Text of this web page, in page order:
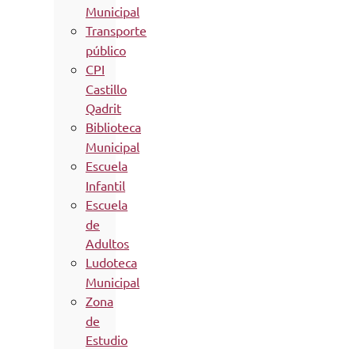
Municipal
Transporte
público
CPI
Castillo
Qadrit
Biblioteca
Municipal
Escuela
Infantil
Escuela
de
Adultos
Ludoteca
Municipal
Zona
de
Estudio